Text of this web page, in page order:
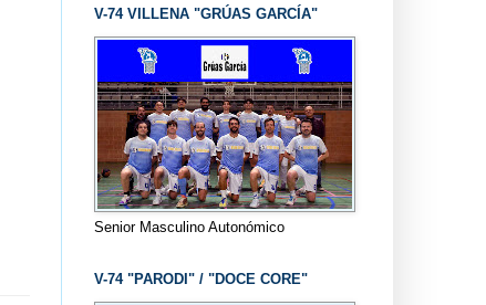
V-74 VILLENA "GRÚAS GARCÍA"
Senior Masculino Autonómico
V-74 "PARODI" / "DOCE CORE"